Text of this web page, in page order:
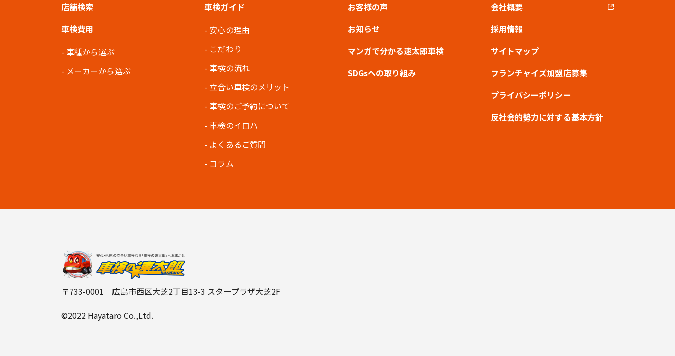
店舗検索
車検費用
車種から選ぶ
メーカーから選ぶ
車検ガイド
安心の理由
こだわり
車検の流れ
立合い車検のメリット
車検のご予約について
車検のイロハ
よくあるご質問
コラム
お客様の声
お知らせ
マンガで分かる速太郎車検
SDGsへの取り組み
会社概要
採用情報
サイトマップ
フランチャイズ加盟店募集
プライバシーポリシー
反社会的勢力に対する基本方針
〒733-0001 広島市西区大芝2丁目13-3 スタープラザ大芝2F
©2022 Hayataro Co.,Ltd.